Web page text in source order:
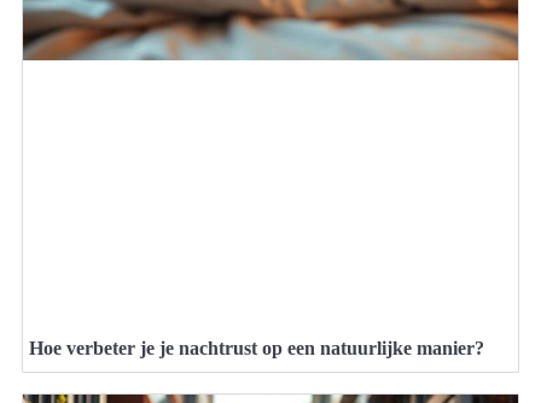
Hoe verbeter je je nachtrust op een natuurlijke manier?